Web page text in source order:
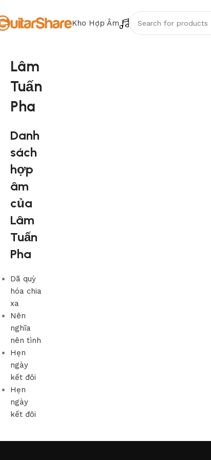
Kho Hợp Âm
Lâm
Tuấn
Pha
Danh
sách
hợp
âm
của
Lâm
Tuấn
Pha
Dã quỳ
hóa chia
xa
Nên
nghĩa
nên tình
Hẹn
ngày
kết đôi
Hẹn
ngày
kết đôi